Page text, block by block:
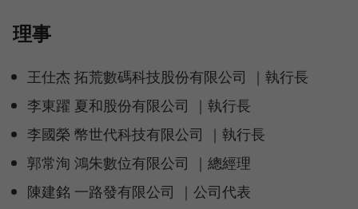
理事
王仕杰 拓荒數碼科技股份有限公司 ｜執行長
李東躍 夏和股份有限公司 ｜執行長
李國榮 幣世代科技有限公司 ｜執行長
郭常洵 鴻朱數位有限公司 ｜總經理
陳建銘 一路發有限公司 ｜公司代表